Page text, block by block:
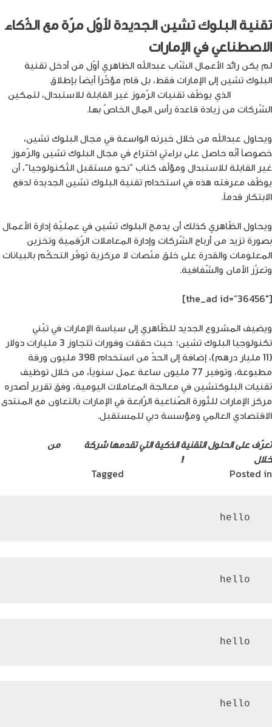
تقنية البلوك تشين الجديدة لأوّل مرّة مع الذّكاء
الاصطناعي في الإمارات
لم يكن رائد الأعمال الشّاب عبدالله الظاهري أوّل من أدخل تقنية
البلوك تشين إلى الإمارات فقط، بل قام مؤخّراً أيضاً بإطلاق
الذي يوظّف تقنيات الرّموز غير القابلة للاستبدال، لتمكين
الشّركات من زيادة قاعدة رأس المال الخاصّ بها.
ويحاول عبدالله من خلال خبرته الواسعة في مجال البلوك تشين،
خصوصاً أنّه حاصل على براءتي اختراع في مجال البلوك تشين والرّموز
غير القابلة للاستبدال ومؤلّف كتاب “نحو مستقبل التّكنولوجيا”، أن
يوظّف معرفته هذه في استخدام تقنية البلوك تشين الجديدة لدفع
الابتكار قدماً.
ويحاول الظّاهري كذلك أن يدمج البلوك تشين في عمليّة إدارة الأعمال
بصورة تزيد من أرباح الشّركات وإدارة المعاملات الرّقمية وتخزين
المعلومات والقدرة على خلق منّصات لا مركزية توفّر التحكّم بالبيانات
وتعزّز الأمان والشّفافية.
[the_ad id=”36456″]
ويضيف المشروع الجديد للظّاهري إلى سياسة الإمارات في تبّني
تكنولوجيا البلوك تشين؛ حيث حققت وفورات تتجاوز 3 مليارات دولار
(11 مليار درهم)، إضافة إلى الحدّ من استخدام 398 مليون ورقة
مطبوعة، وتوفير 77 مليون ساعة عمل سنوياً، من خلال توظيف
تقنيات البلوكتشين في معالجة المعاملات اليومية، وفق تقرير أصدره
مركز الإمارات للثّورة الصّناعية الرّابعة في الإمارات بالتعاون مع المنتدى
الاقتصادي العالمي ومؤسسة دبي للمستقبل.
تعرّف على الحلول التقنية الذكية التي تقدمها شركة
من
خلال
متجرها الإلكتروني!
Posted in
Tagged